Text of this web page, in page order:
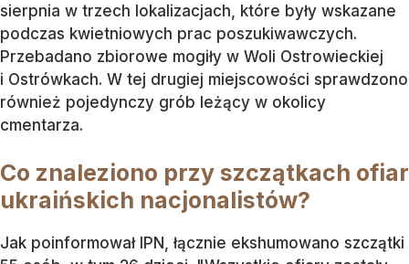
sierpnia w trzech lokalizacjach, które były wskazane
podczas kwietniowych prac poszukiwawczych.
Przebadano zbiorowe mogiły w Woli Ostrowieckiej
i Ostrówkach. W tej drugiej miejscowości sprawdzono
również pojedynczy grób leżący w okolicy
cmentarza.
Co znaleziono przy szczątkach ofiar
ukraińskich nacjonalistów?
Jak poinformował IPN, łącznie ekshumowano szczątki